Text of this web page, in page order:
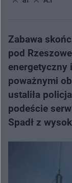
Zabawa
pod
energetyczny
poważnymi
ustaliła
podeście
Spadł z